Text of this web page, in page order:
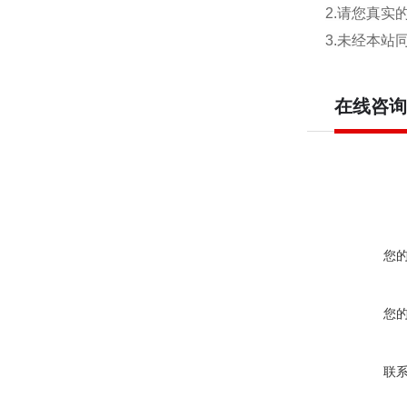
2.请您真实
3.未经本站
在线咨询
您
您
联